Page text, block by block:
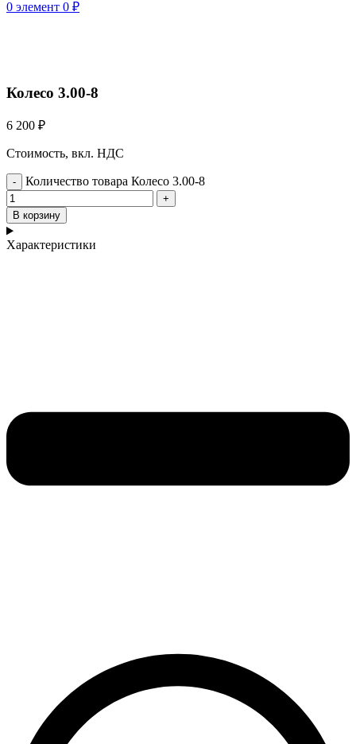
0 элемент 0 ₽
Колесо 3.00-8
6 200 ₽
Стоимость, вкл. НДС
Количество товара Колесо 3.00-8
В корзину
Характеристики